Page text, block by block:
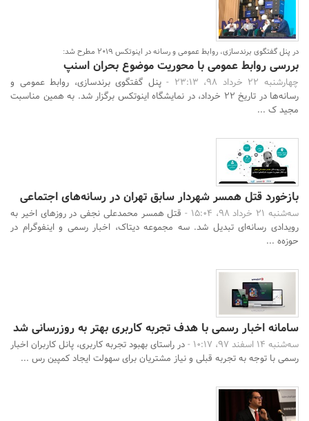
در پنل گفتگوی برندسازی، روابط عمومی و رسانه در اینوتکس 2019 مطرح شد:
بررسی روابط عمومی با محوریت موضوع بحران اسنپ
چهارشنبه 22 خرداد 98، 23:13 -
پنل گفتگوی برندسازی، روابط عمومی و
رسانه‌ها در تاریخ 22 خرداد، در نمایشگاه‌ اینوتکس برگزار شد. به همین مناسبت
مجید ک ...
بازخورد قتل همسر شهردار سابق تهران در رسانه‌های اجتماعی
سه‌شنبه 21 خرداد 98، 15:04 -
قتل همسر محمدعلی نجفی در روزهای اخیر به
رویدادی رسانه‌ای تبدیل شد. سه مجموعه دیتاک، اخبار رسمی و اینفوگرام در
حوزه‌ه ...
سامانه اخبار رسمی با هدف تجربه کاربری بهتر به روزرسانی شد
سه‌شنبه 14 اسفند 97، 10:17 -
در راستای بهبود تجربه کاربری، پانل کاربران اخبار
رسمی با توجه به تجربه قبلی و نیاز مشتریان برای سهولت ایجاد کمپین رس ...